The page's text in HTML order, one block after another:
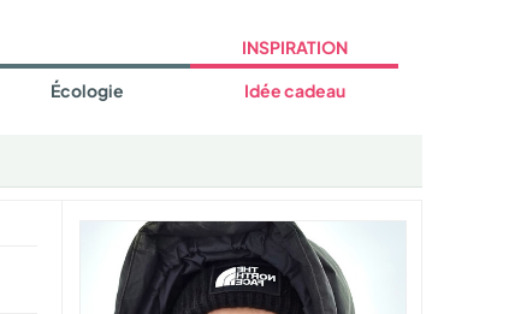
Écologie
INSPIRATION
Idée cadeau